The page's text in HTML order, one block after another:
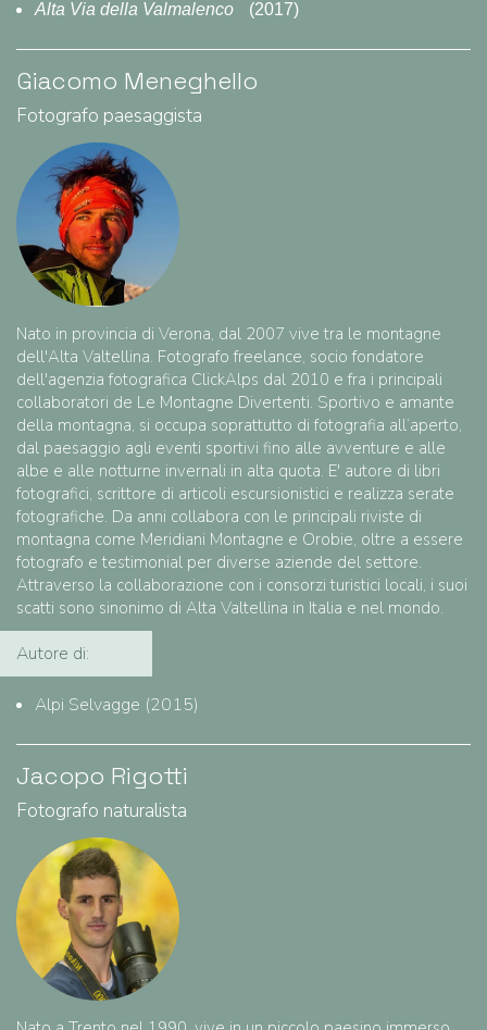
Alta Via della Valmalenco (2017)
Giacomo Meneghello
Fotografo paesaggista
Nato in provincia di Verona, dal 2007 vive tra le montagne
dell'Alta Valtellina. Fotografo freelance, socio fondatore
dell'agenzia fotografica ClickAlps dal 2010 e fra i principali
collaboratori de Le Montagne Divertenti. Sportivo e amante
della montagna, si occupa soprattutto di fotografia all’aperto,
dal paesaggio agli eventi sportivi fino alle avventure e alle
albe e alle notturne invernali in alta quota. E' autore di libri
fotografici, scrittore di articoli escursionistici e realizza serate
fotografiche. Da anni collabora con le principali riviste di
montagna come Meridiani Montagne e Orobie, oltre a essere
fotografo e testimonial per diverse aziende del settore.
Attraverso la collaborazione con i consorzi turistici locali, i suoi
scatti sono sinonimo di Alta Valtellina in Italia e nel mondo.
Autore di:
Alpi Selvagge (2015)
Jacopo Rigotti
Fotografo naturalista